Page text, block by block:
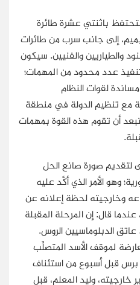
باثنتي عشرة طائرة
إلى جانب سرب من طائرات
والطياريين والفنيين. سيكون
عدد محدود من المهمات؛
لقوات النظام
مع تنظيم الدولة في منطقة
ولا يُستبعد أن تقوم هذه القوة بمهمات
لتقديم صورة صانع الحل
وهو الأمر الذي أكَّد عليه
وخارجيته لحظة إعلانه عن
قال: إن المرحلة المقبلة
الدبلوماسيين الروس.
لموقف الأسد المتصلِّب
برس قبل أسبوع من استئناف
خارجيته، وليد المعلم، قبل